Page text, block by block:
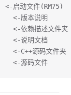
启动文件(RM75)
版本说明
依赖描述文件夹
<-说明文档
源码文件夹
<-源码文件